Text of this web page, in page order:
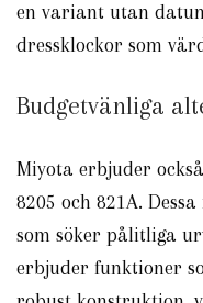
en variant utan
dressklockor som
Budgetvänliga
Miyota erbjuder
8205 och 821A.
som söker pålitliga
erbjuder funktioner